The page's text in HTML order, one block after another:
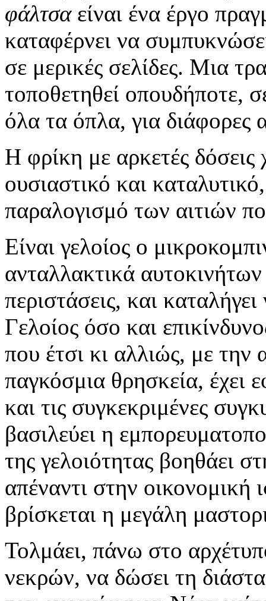
φάλτσα είναι ένα έργο
καταφέρνει να
σε μερικές σελίδες. Μια
τοποθετηθεί οπουδήποτε,
όλα τα όπλα, για διάφορες
Η φρίκη με αρκετές
ουσιαστικό και
παραλογισμό των αιτιών
Είναι γελοίος ο
ανταλλακτικά
περιστάσεις, και
Γελοίος όσο και
που έτσι κι αλλιώς, με
παγκόσμια θρησκεία, έχει
και τις συγκεκριμένες
βασιλεύει η
της γελοιότητας βοηθάει
απέναντι στην
βρίσκεται η μεγάλη
Τολμάει, πάνω στο
νεκρών, να δώσει τη